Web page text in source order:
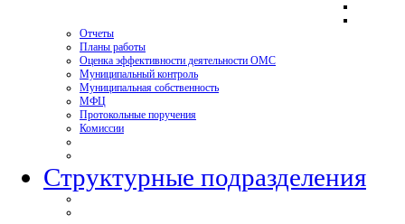
Отчеты
Планы работы
Оценка эффективности деятельности ОМС
Муниципальный контроль
Муниципальная собственность
МФЦ
Протокольные поручения
Комиссии
Структурные подразделения